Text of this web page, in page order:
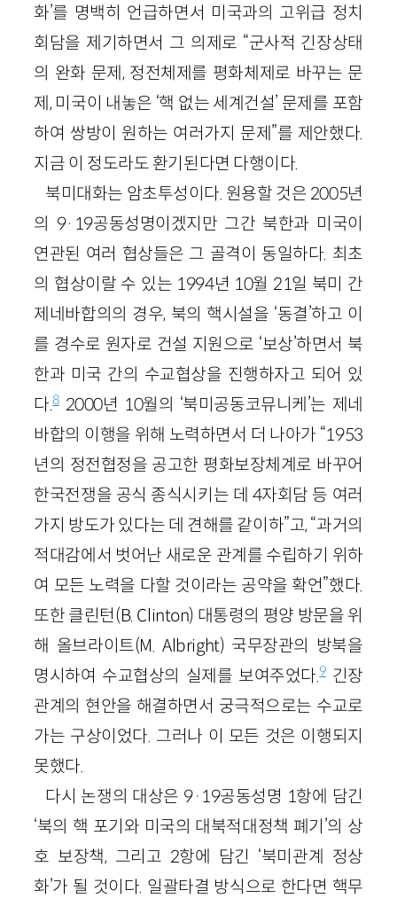
화’를 명백히 언급하면서 미국과의 고위급 정치
회담을 제기하면서 그 의제로 “군사적 긴장상태
의 완화 문제, 정전체제를 평화체제로 바꾸는 문
제, 미국이 내놓은 ‘핵 없는 세계건설’ 문제를 포함
하여 쌍방이 원하는 여러가지 문제”를 제안했다.
지금 이 정도라도 환기된다면 다행이다.
북미대화는 암초투성이다. 원용할 것은 2005년
의 9·19공동성명이겠지만 그간 북한과 미국이
연관된 여러 협상들은 그 골격이 동일하다. 최초
의 협상이랄 수 있는 1994년 10월 21일 북미 간
제네바합의의 경우, 북의 핵시설을 ‘동결’하고 이
를 경수로 원자로 건설 지원으로 ‘보상’하면서 북
한과 미국 간의 수교협상을 진행하자고 되어 있
다.8 2000년 10월의 ‘북미공동코뮤니케’는 제네
바합의 이행을 위해 노력하면서 더 나아가 “1953
년의 정전협정을 공고한 평화보장체계로 바꾸어
한국전쟁을 공식 종식시키는 데 4자회담 등 여러
가지 방도가 있다는 데 견해를 같이하”고, “과거의
적대감에서 벗어난 새로운 관계를 수립하기 위하
여 모든 노력을 다할 것이라는 공약을 확언”했다.
또한 클린턴(B. Clinton) 대통령의 평양 방문을 위
해 올브라이트(M. Albright) 국무장관의 방북을
명시하여 수교협상의 실제를 보여주었다.9긴장
관계의 현안을 해결하면서 궁극적으로는 수교로
가는 구상이었다. 그러나 이 모든 것은 이행되지
못했다.
다시 논쟁의 대상은 9·19공동성명 1항에 담긴
‘북의 핵 포기와 미국의 대북적대정책 폐기’의 상
호 보장책, 그리고 2항에 담긴 ‘북미관계 정상
화’가 될 것이다. 일괄타결 방식으로 한다면 핵무